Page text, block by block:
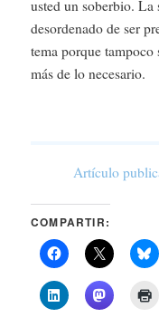
usted un soberbio. La
desordenado de ser
tema porque tampoco
más de lo necesario.
Artículo
COMPARTIR: